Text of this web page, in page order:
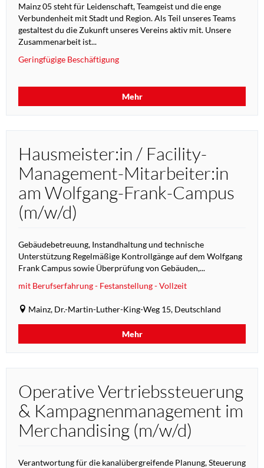
Mainz 05 steht für Leidenschaft, Teamgeist und die enge
Verbundenheit mit Stadt und Region. Als Teil unseres Teams
gestaltest du die Zukunft unseres Vereins aktiv mit. Unsere
Zusammenarbeit ist...
Geringfügige Beschäftigung
Mehr
Hausmeister:in / Facility-
Management-Mitarbeiter:in
am Wolfgang-Frank-Campus
(m/w/d)
Gebäudebetreuung, Instandhaltung und technische
Unterstützung Regelmäßige Kontrollgänge auf dem Wolfgang
Frank Campus sowie Überprüfung von Gebäuden,...
mit Berufserfahrung - Festanstellung - Vollzeit
Mainz, Dr.-Martin-Luther-King-Weg 15, Deutschland
Mehr
Operative Vertriebssteuerung
& Kampagnenmanagement im
Merchandising (m/w/d)
Verantwortung für die kanalübergreifende Planung, Steuerung